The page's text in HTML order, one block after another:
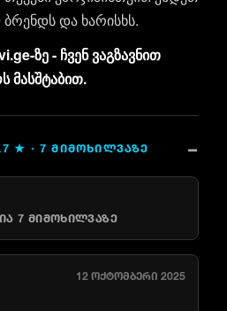
და ხარისხს.
ზე - ჩვენ ვაგზავნით
★ · 7 ᲛᲘᲛᲝᲮᲘᲚᲕᲐᲖᲔ
7 მიმოხილვაზე
12 ოქტომბერი 2025